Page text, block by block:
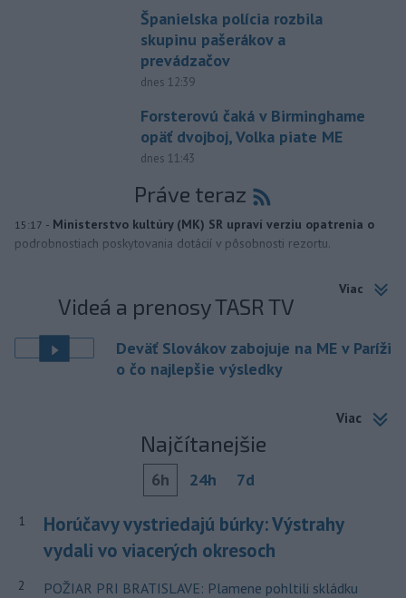
Španielska polícia rozbila
skupinu pašerákov a
prevádzačov
dnes 12:39
Forsterovú čaká v Birminghame
opäť dvojboj, Volka piate ME
dnes 11:43
Práve teraz
15:17 - Ministerstvo kultúry (MK) SR upraví verziu opatrenia o
podrobnostiach poskytovania dotácií v pôsobnosti rezortu.
Viac
Videá a prenosy TASR TV
Deväť Slovákov zabojuje na ME v Paríži
o čo najlepšie výsledky
Viac
Najčítanejšie
6h 24h 7d
1
Horúčavy vystriedajú búrky: Výstrahy
vydali vo viacerých okresoch
2
POŽIAR PRI BRATISLAVE: Plamene pohltili skládku